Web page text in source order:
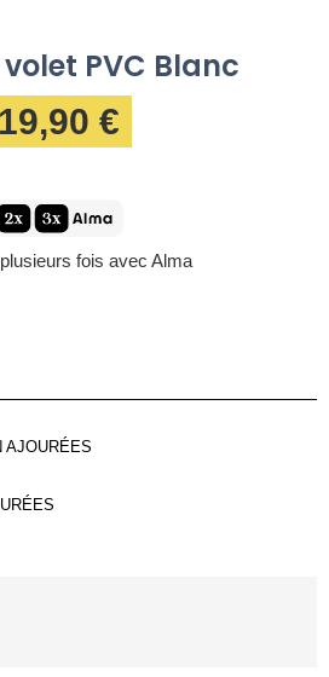
PVC Blanc
19,90 €
fois avec Alma
AJOURÉES